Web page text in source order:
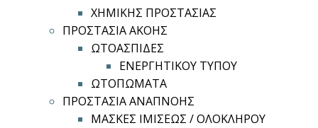
ΧΗΜΙΚΗΣ ΠΡΟΣΤΑΣΙΑΣ
ΠΡΟΣΤΑΣΙΑ ΑΚΟΗΣ
ΩΤΟΑΣΠΙΔΕΣ
ΕΝΕΡΓΗΤΙΚΟΥ ΤΥΠΟΥ
ΩΤΟΠΩΜΑΤΑ
ΠΡΟΣΤΑΣΙΑ ΑΝΑΠΝΟΗΣ
ΜΑΣΚΕΣ ΙΜΙΣΕΩΣ / ΟΛΟΚΛΗΡΟΥ